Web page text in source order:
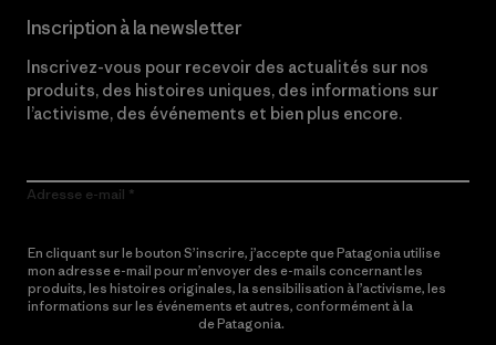
Inscription à la newsletter
Inscrivez-vous pour recevoir des actualités sur nos
produits, des histoires uniques, des informations sur
l’activisme, des événements et bien plus encore.
Adresse e-mail
En cliquant sur le bouton S’inscrire, j’accepte que Patagonia utilise
mon adresse e-mail pour m’envoyer des e-mails concernant les
produits, les histoires originales, la sensibilisation à l’activisme, les
informations sur les événements et autres, conformément à la
de Patagonia.